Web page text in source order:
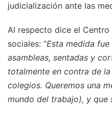
judicialización ante las
Al respecto dice el Centro
sociales: “Esta medida
asambleas, sentadas y
totalmente en contra de
colegios. Queremos una
mundo del trabajo), y que